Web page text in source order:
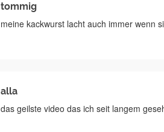
tommig
meine kackwurst lacht auch immer wenn
alla
das geilste video das ich seit langem